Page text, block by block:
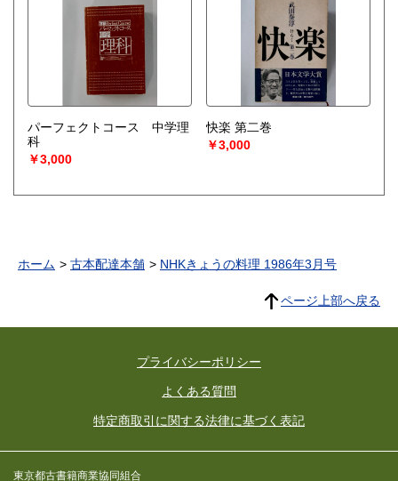
パーフェクトコース 中学理
科
￥3,000
快楽 第二巻
￥3,000
ホーム 古本配達本舗 NHKきょうの料理 1986年3月号
ページ上部へ戻る
プライバシーポリシー
よくある質問
特定商取引に関する法律に基づく表記
東京都古書籍商業協同組合